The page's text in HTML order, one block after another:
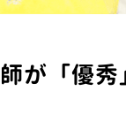
が「優秀